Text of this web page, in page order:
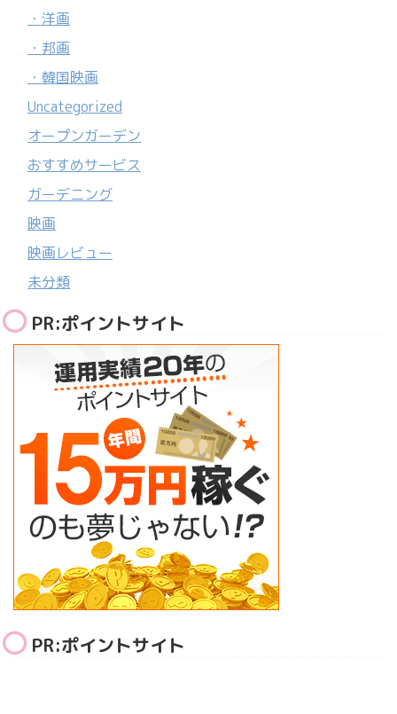
・洋画
・邦画
・韓国映画
Uncategorized
オープンガーデン
おすすめサービス
ガーデニング
映画
映画レビュー
未分類
PR:ポイントサイト
PR:ポイントサイト